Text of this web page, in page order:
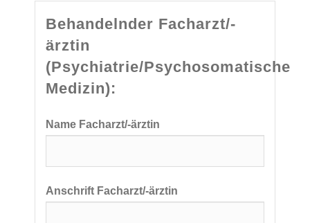
Behandelnder Facharzt/-
ärztin
(Psychiatrie/Psychosomatische
Medizin):
Name Facharzt/-ärztin
Anschrift Facharzt/-ärztin